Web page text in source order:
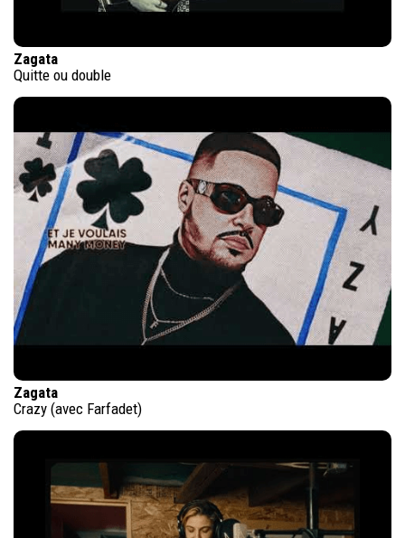
Zagata
Quitte ou double
Zagata
Crazy (avec Farfadet)